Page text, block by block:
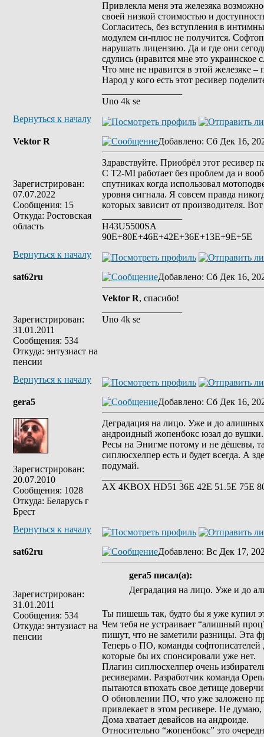
Привлекла меня эта железяка
своей низкой стоимостью и
Согласитесь, без вступления в
модулем си-плюс не получится.
нарушать лицензию. Да и где они
сдулись (нравится мне это
Что мне не нравится в этой железяке
Народ у кого есть этот ресивер
Uno 4k se
Вернуться к началу
Vektor R
Зарегистрирован:
07.07.2022
Сообщения: 15
Откуда: Ростовская
область
Добавлено: Сб Дек 16,
Здравствуйте. Приобрёл этот ресивер
С T2-MI работает без проблем да и
спутниках когда использовал
уровня сигнала. Я совсем правда
которых зависит от производителя.
H43U5500SA
90Е+80E+46E+42E+36E+13E+9E+5E
Вернуться к началу
sat62ru
Зарегистрирован:
31.01.2011
Сообщения: 534
Откуда: энтузиаст на
пенсии
Добавлено: Сб Дек 16,
Vektor R, спасибо!
Uno 4k se
Вернуться к началу
gera5
Зарегистрирован:
20.07.2010
Сообщения: 1028
Откуда: Беларусь г
Брест
Добавлено: Сб Дек 16,
Деградация на лицо. Уже и до алишных
андроидный жопенбокс юзал до вушки.
Ресы на Энигме потому и не дёшевы,
сиплюсхелпер есть и будет всегда. А
подумай.
АХ 4KBOX HD51 36E 42Е 51.5Е 75Е
Вернуться к началу
sat62ru
Зарегистрирован:
31.01.2011
Сообщения: 534
Откуда: энтузиаст на
пенсии
Добавлено: Вс Дек 17,
gera5 писал(а):
Деградация на лицо. Уже и до
Ты пишешь так, будто бы я уже купил
Чем тебя не устраивает “алишный
пишут, что не заметили разницы. Эта
Теперь о ПО, команды
которые бы их спонсировали уже нет.
Плагин сиплюсхелпер очень
ресиверами. Разработчик команда
пытаются втюхать свое детище
О обновлении ПО, что уже заложено
привлекает в этом ресивере. Не
Дома хватает девайсов на андроиде.
Относительно “жопенбокс” это